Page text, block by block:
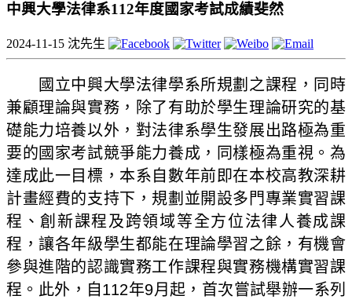
中興大學法律系112年度國家考試成績斐然
2024-11-15 沈先生
國立中興大學法律學系所規劃之課程，同時
兼顧理論與實務，除了有助於學生理論研究的基
礎能力培養以外，對法律系學生發展出路極為重
要的國家考試競爭能力養成，同樣極為重視。為
達成此一目標，本系自數年前即在本校高教深耕
計畫經費的支持下，規劃並開設多門專業實習課
程、創新課程及跨領域等全方位法律人養成課
程，讓各年級學生都能在理論學習之餘，有機會
參與進階的認識實務工作課程與實務機構實習課
程。此外，自 112年9月起，首次嘗試舉辦一系列